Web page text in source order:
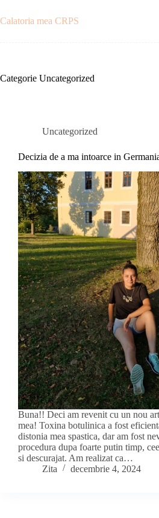
la
conținut
Calatoria mea CRPS
Categorie Uncategorized
Uncategorized
Decizia de a ma intoarce in
Buna!! Deci am revenit cu un nou
mea! Toxina botulinica a fost
distonia mea spastica, dar am fost
procedura dupa foarte putin timp,
si descurajat. Am realizat ca…
Zita
decembrie 4, 2024